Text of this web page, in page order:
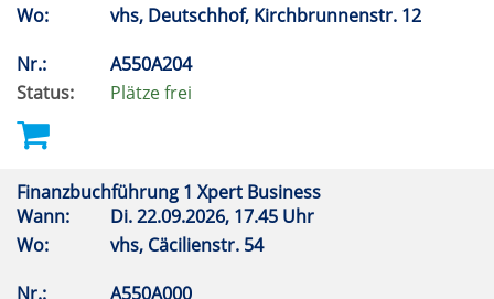
Wo:
vhs, Deutschhof, Kirchbrunnenstr. 12
Nr.:
A550A204
Status:
Plätze frei
Finanzbuchführung 1 Xpert Business
Wann:
Di.22.09.2026, 17.45 Uhr
Wo:
vhs, Cäcilienstr. 54
Nr.:
A550A000